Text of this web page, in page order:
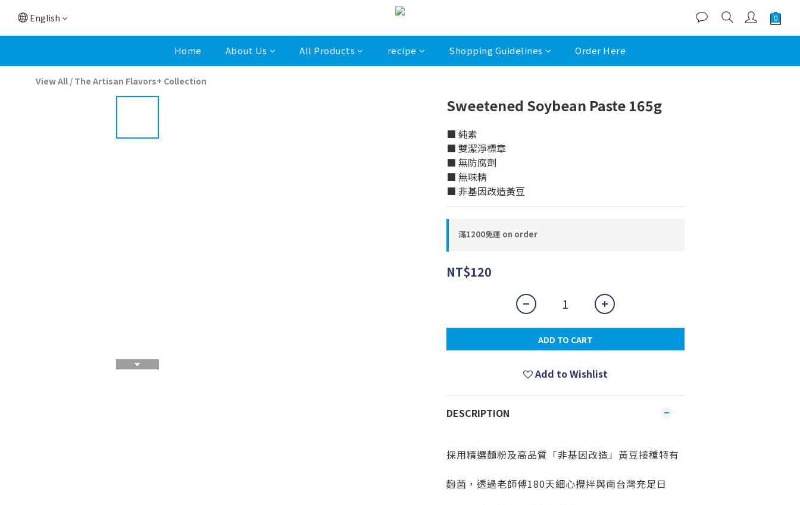
English
Home About Us All Products recipe Shopping Guidelines Order Here
View All / The Artisan Flavors+ Collection
Sweetened Soybean Paste 165g
■ 純素
■ 雙潔淨標章
■ 無防腐劑
■ 無味精
■ 非基因改造黃豆
滿1200免運 on order
NT$120
ADD TO CART
Add to Wishlist
DESCRIPTION
採用精選麵粉及高品質「非基因改造」黃豆接種特有
麴菌，透過老師傅180天細心攪拌與南台灣充足日